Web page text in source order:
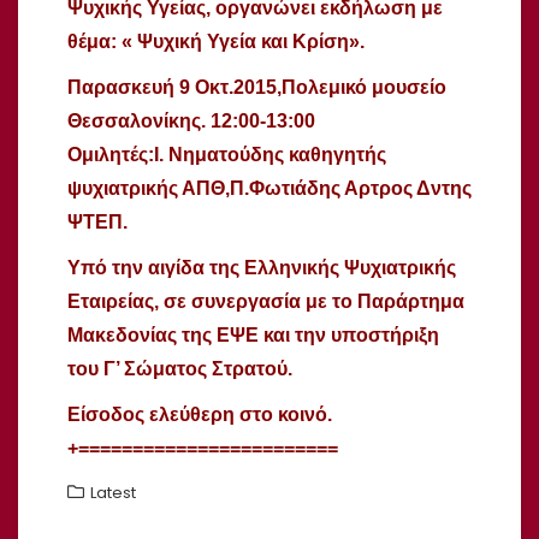
Ψυχικής Υγείας, οργανώνει εκδήλωση με
θέμα: « Ψυχική Υγεία και Κρίση».
Παρασκευή 9 Οκτ.2015,Πολεμικό μουσείο
Θεσσαλονίκης. 12:00-13:00
Ομιλητές:Ι. Νηματούδης καθηγητής
ψυχιατρικής ΑΠΘ,Π.Φωτιάδης Αρτρος Δντης
ΨΤΕΠ.
Υπό την αιγίδα της Ελληνικής Ψυχιατρικής
Εταιρείας, σε συνεργασία με το Παράρτημα
Μακεδονίας της ΕΨΕ και την υποστήριξη
του Γ’ Σώματος Στρατού.
Είσοδος ελεύθερη στο κοινό.
+========================
Latest